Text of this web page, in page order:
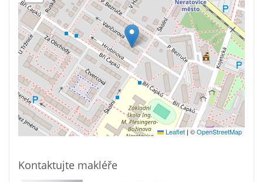
Leaflet | ©OpenStreetMap
Kontaktujte makléře